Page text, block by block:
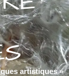
artistiques»